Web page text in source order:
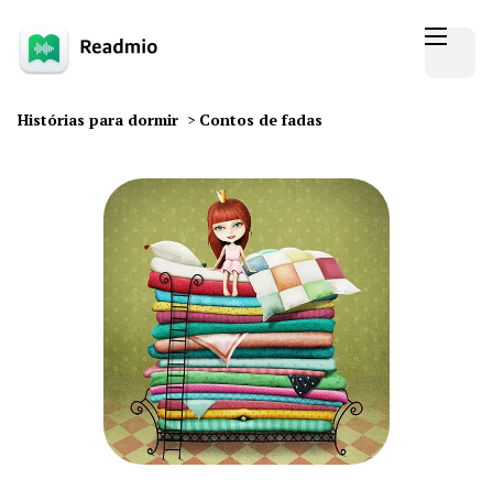
Histórias para dormir > Contos de fadas